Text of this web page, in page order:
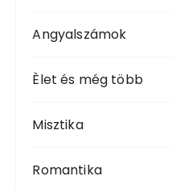
Angyalszámok
Èlet és még több
Misztika
Romantika